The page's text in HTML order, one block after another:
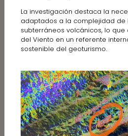
La investigación destaca la
adaptados a la complejidad de
subterráneos volcánicos, lo
del Viento en un referente
sostenible del geoturismo.